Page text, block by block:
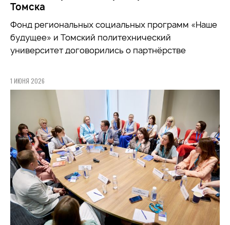
Томска
Фонд региональных социальных программ «Наше
будущее» и Томский политехнический
университет договорились о партнёрстве
1 ИЮНЯ 2026